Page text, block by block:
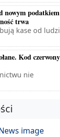
nowym
trwa
kase od ludzi
Kod czerwony
nie